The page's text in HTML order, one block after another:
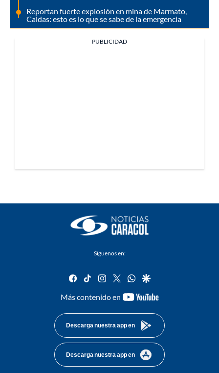
Reportan fuerte explosión en mina de Marmato,
Caldas: esto es lo que se sabe de la emergencia
PUBLICIDAD
Síguenos en:
facebook
tiktok instagram
twitterwhatsapp
google
Más contenido en
youtube-
Descarga nuestra app en
Descarga nuestra app en